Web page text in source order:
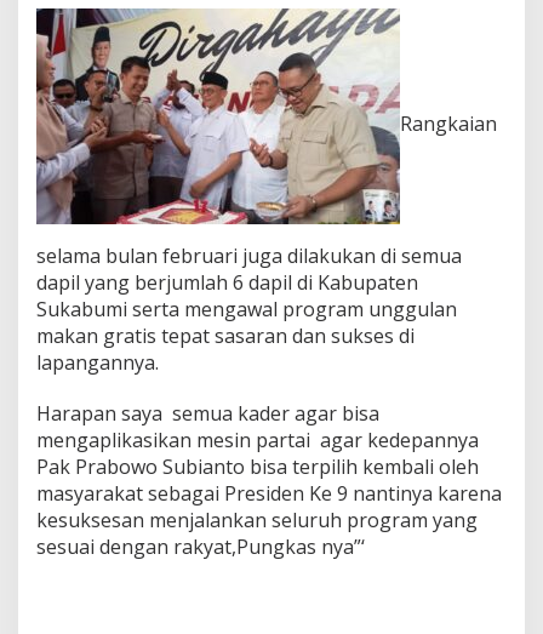
n
t
o
r
D
P
C
P
a
t
a
e
n
d
r
a
K
a
b
Rangkaian
selama bulan februari juga dilakukan di semua
dapil yang berjumlah 6 dapil di Kabupaten
Sukabumi serta mengawal program unggulan
makan gratis tepat sasaran dan sukses di
lapangannya.
Harapan saya semua kader agar bisa
mengaplikasikan mesin partai agar kedepannya
Pak Prabowo Subianto bisa terpilih kembali oleh
masyarakat sebagai Presiden Ke 9 nantinya karena
kesuksesan menjalankan seluruh program yang
sesuai dengan rakyat,Pungkas nya”‘